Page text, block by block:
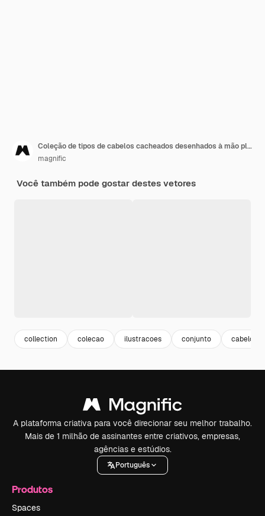
Coleção de tipos de cabelos cacheados desenhados à mão plana
magnific
Você também pode gostar destes vetores
collection colecao ilustracoes conjunto cabelo
A plataforma criativa para você direcionar seu melhor trabalho.
Mais de 1 milhão de assinantes entre criativos, empresas,
agências e estúdios.
Português
Produtos
Spaces